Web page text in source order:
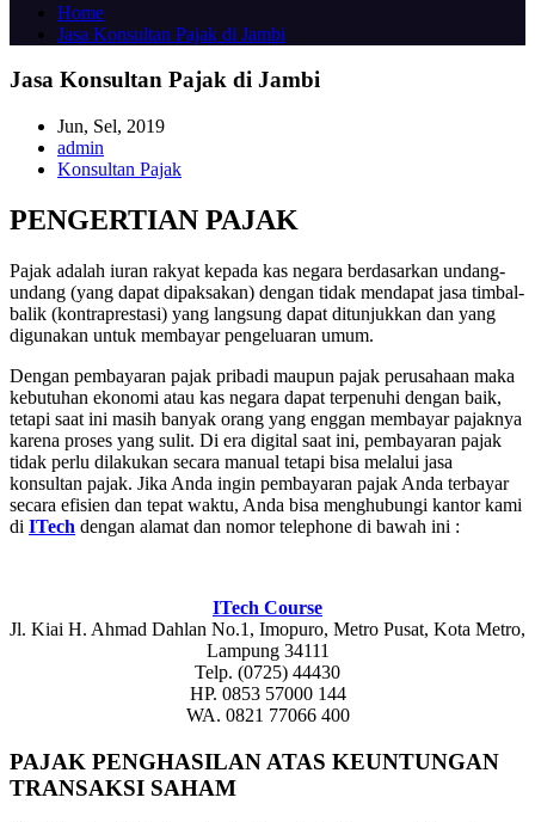
Home
Jasa Konsultan Pajak di Jambi
Jasa Konsultan Pajak di Jambi
Jun, Sel, 2019
admin
Konsultan Pajak
PENGERTIAN PAJAK
Pajak adalah iuran rakyat kepada kas negara berdasarkan undang-
undang (yang dapat dipaksakan) dengan tidak mendapat jasa timbal-
balik (kontraprestasi) yang langsung dapat ditunjukkan dan yang
digunakan untuk membayar pengeluaran umum.
Dengan pembayaran pajak pribadi maupun pajak perusahaan maka
kebutuhan ekonomi atau kas negara dapat terpenuhi dengan baik,
tetapi saat ini masih banyak orang yang enggan membayar pajaknya
karena proses yang sulit. Di era digital saat ini, pembayaran pajak
tidak perlu dilakukan secara manual tetapi bisa melalui jasa
konsultan pajak. Jika Anda ingin pembayaran pajak Anda terbayar
secara efisien dan tepat waktu, Anda bisa menghubungi kantor kami
di ITech dengan alamat dan nomor telephone di bawah ini :
ITech Course
Jl. Kiai H. Ahmad Dahlan No.1, Imopuro, Metro Pusat, Kota Metro,
Lampung 34111
Telp. (0725) 44430
HP. 0853 57000 144
WA. 0821 77066 400
PAJAK PENGHASILAN ATAS KEUNTUNGAN
TRANSAKSI SAHAM